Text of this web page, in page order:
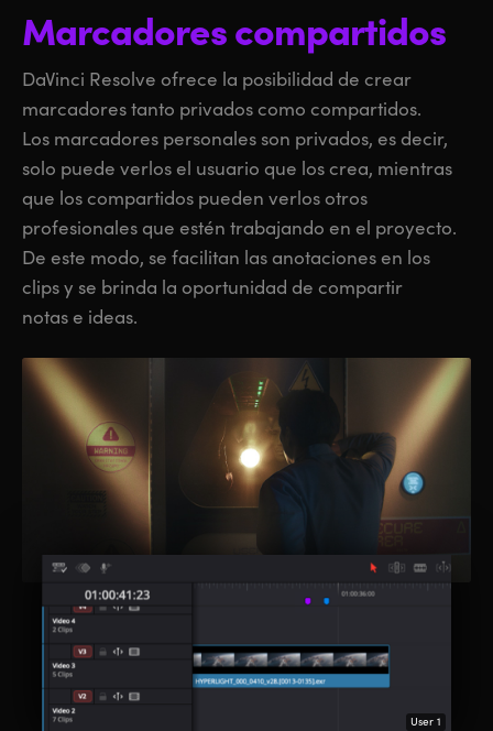
Marcadores compartidos
DaVinci Resolve ofrece la posibilidad de crear
marcadores tanto privados como compartidos.
Los marcadores personales son privados, es decir,
solo puede verlos el usuario que los crea, mientras
que los compartidos pueden verlos otros
profesionales que estén trabajando en el proyecto.
De este modo, se facilitan las anotaciones en los
clips y se brinda la oportunidad de compartir
notas e ideas.
User 1